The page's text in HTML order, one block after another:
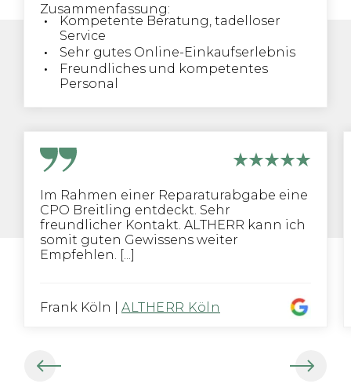
Zusammenfassung:
Kompetente Beratung, tadelloser
Service
Sehr gutes Online-Einkaufserlebnis
Freundliches und kompetentes
Personal
Im Rahmen einer Reparaturabgabe eine
CPO Breitling entdeckt. Sehr
freundlicher Kontakt. ALTHERR kann ich
somit guten Gewissens weiter
Empfehlen. [...]
Frank Köln ALTHERR Köln